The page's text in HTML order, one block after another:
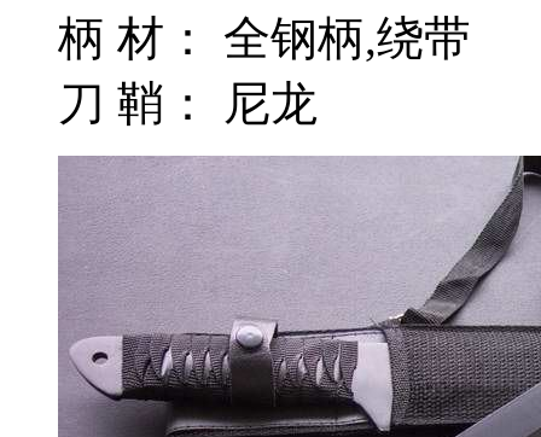
柄 材： 全钢柄,绕带
刀 鞘： 尼龙